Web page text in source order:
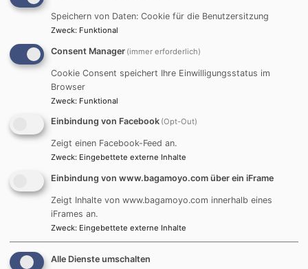
diesen Sommer vom 4.
vier Gäste aus unseren
München zu begrüßen.
Gegenseitige Besuche zählen zu den Höhepunkten der
Partnerschaft. Die Begegnung mit Freundinnen und
Freunden einer anderen Kultur bereichert. Da erfahren
wir unmittelbar über das Leben und den Glauben in
Tansania, der Austausch schenkt neue Impulse und
Sichtweisen, und wir spüren unsere Verbundenheit.
Mehr über den Besuch und die vielen Möglichkeiten
Speichern von Daten: Cookie für die Benutzersitzung
Zweck: Funktional
Consent Manager (immer erforderlich)
Cookie Consent speichert Ihre Einwilligungsstatus im
Browser
Zweck: Funktional
Einbindung von Facebook (Opt-Out)
Zeigt einen Facebook-Feed an.
Zweck: Eingebettete externe Inhalte
Einbindung von www.bagamoyo.com über ein iFrame
Zeigt Inhalte von www.bagamoyo.com innerhalb eines
iFrames an.
Zweck: Eingebettete externe Inhalte
Alle Dienste umschalten